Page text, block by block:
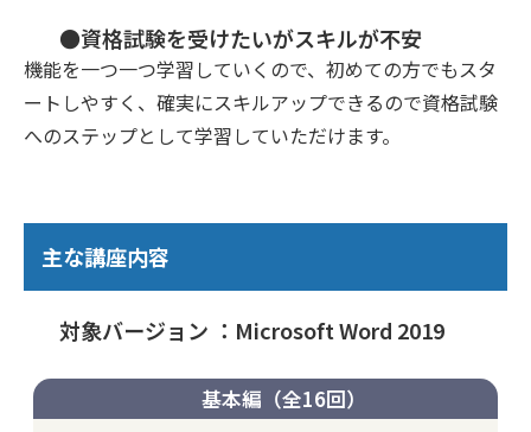
●資格試験を受けたいがスキルが不安
機能を一つ一つ学習していくので、初めての方でもスタ
ートしやすく、確実にスキルアップできるので資格試験
へのステップとして学習していただけます。
主な講座内容
対象バージョン ：Microsoft Word 2019
基本編（全16回）